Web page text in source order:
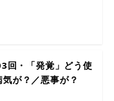
回・「発覚」どう使
が？／悪事が？